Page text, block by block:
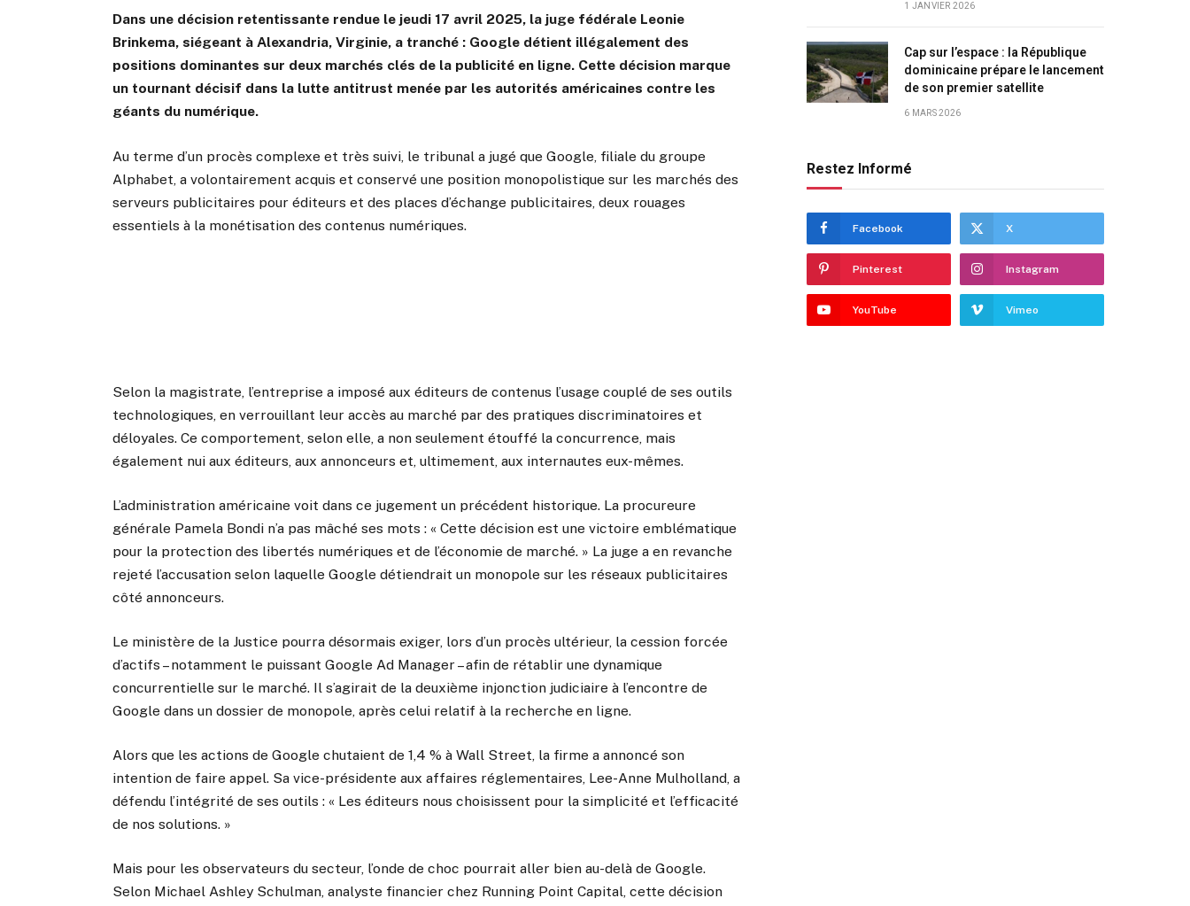
Dans une décision retentissante rendue le jeudi 17 avril 2025, la juge fédérale Leonie
Brinkema, siégeant à Alexandria, Virginie, a tranché : Google détient illégalement des
positions dominantes sur deux marchés clés de la publicité en ligne. Cette décision marque
un tournant décisif dans la lutte antitrust menée par les autorités américaines contre les
géants du numérique.
Au terme d’un procès complexe et très suivi, le tribunal a jugé que Google, filiale du groupe
Alphabet, a volontairement acquis et conservé une position monopolistique sur les marchés des
serveurs publicitaires pour éditeurs et des places d’échange publicitaires, deux rouages
essentiels à la monétisation des contenus numériques.
Selon la magistrate, l’entreprise a imposé aux éditeurs de contenus l’usage couplé de ses outils
technologiques, en verrouillant leur accès au marché par des pratiques discriminatoires et
déloyales. Ce comportement, selon elle, a non seulement étouffé la concurrence, mais
également nui aux éditeurs, aux annonceurs et, ultimement, aux internautes eux-mêmes.
L’administration américaine voit dans ce jugement un précédent historique. La procureure
générale Pamela Bondi n’a pas mâché ses mots : « Cette décision est une victoire emblématique
pour la protection des libertés numériques et de l’économie de marché. » La juge a en revanche
rejeté l’accusation selon laquelle Google détiendrait un monopole sur les réseaux publicitaires
côté annonceurs.
Le ministère de la Justice pourra désormais exiger, lors d’un procès ultérieur, la cession forcée
d’actifs – notamment le puissant Google Ad Manager – afin de rétablir une dynamique
concurrentielle sur le marché. Il s’agirait de la deuxième injonction judiciaire à l’encontre de
Google dans un dossier de monopole, après celui relatif à la recherche en ligne.
Alors que les actions de Google chutaient de 1,4 % à Wall Street, la firme a annoncé son
intention de faire appel. Sa vice-présidente aux affaires réglementaires, Lee-Anne Mulholland, a
défendu l’intégrité de ses outils : « Les éditeurs nous choisissent pour la simplicité et l’efficacité
de nos solutions. »
Mais pour les observateurs du secteur, l’onde de choc pourrait aller bien au-delà de Google.
Selon Michael Ashley Schulman, analyste financier chez Running Point Capital, cette décision
1 JANVIER 2026
Cap sur l’espace : la République
dominicaine prépare le lancement
de son premier satellite
6 MARS 2026
Restez Informé
Facebook X
Pinterest Instagram
YouTube Vimeo